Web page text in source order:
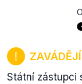
Státní zástupci